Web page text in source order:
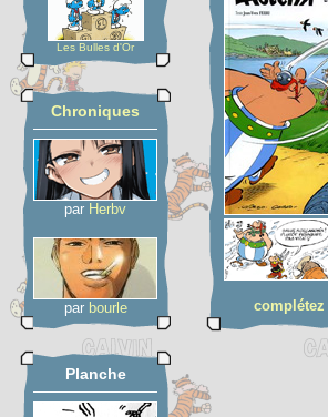
Les Bulles d'Or
Chroniques
par Herbv
par bourle
Planche
complétez